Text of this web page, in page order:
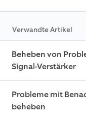
Verwandte Artikel
Beheben von
Signal-Verstärker
Probleme mit
beheben